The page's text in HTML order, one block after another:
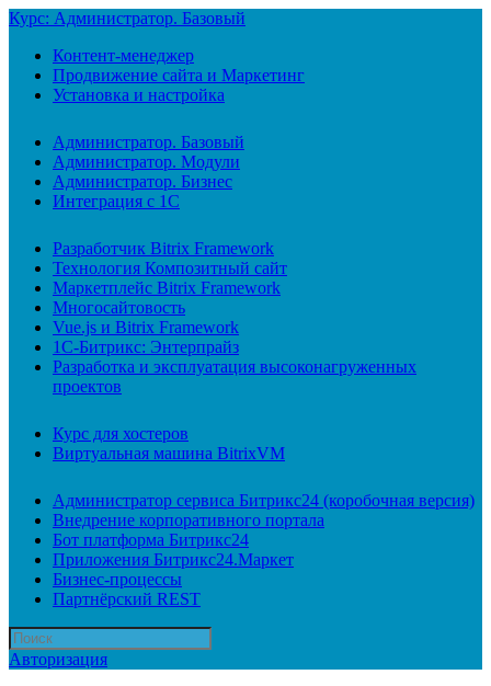
Курс: Администратор. Базовый
Контент-менеджер
Продвижение сайта и Маркетинг
Установка и настройка
Администратор. Базовый
Администратор. Модули
Администратор. Бизнес
Интеграция с 1С
Разработчик Bitrix Framework
Технология Композитный сайт
Маркетплейс Bitrix Framework
Многосайтовость
Vue.js и Bitrix Framework
1С-Битрикс: Энтерпрайз
Разработка и эксплуатация высоконагруженных
проектов
Курс для хостеров
Виртуальная машина BitrixVM
Администратор сервиса Битрикс24 (коробочная версия)
Внедрение корпоративного портала
Бот платформа Битрикс24
Приложения Битрикс24.Маркет
Бизнес-процессы
Партнёрский REST
Авторизация